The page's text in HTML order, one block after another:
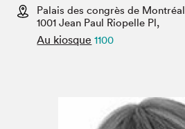
Espace enseignant·e·s
Espace pro
Palais des congrès de Montréal
1001 Jean Paul Riopelle Pl,
Au kiosque 1100